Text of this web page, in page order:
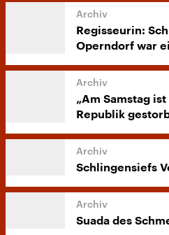
Regisseurin:
Operndorf war
„Am Samstag
Republik
Schlingensiefs
Suada des